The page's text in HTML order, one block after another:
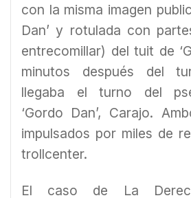
con la misma imagen
Dan’ y rotulada con
entrecomillar) del tuit de
minutos después del
llegaba el turno del
‘Gordo Dan’, Carajo.
impulsados por miles de
trollcenter.
El caso de La